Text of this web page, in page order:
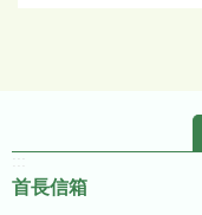
首長信箱